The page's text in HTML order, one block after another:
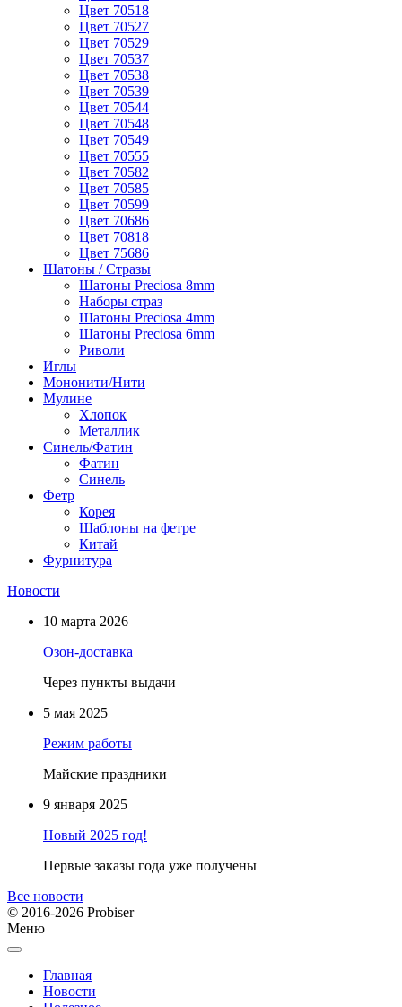
Цвет 70518
Цвет 70527
Цвет 70529
Цвет 70537
Цвет 70538
Цвет 70539
Цвет 70544
Цвет 70548
Цвет 70549
Цвет 70555
Цвет 70582
Цвет 70585
Цвет 70599
Цвет 70686
Цвет 70818
Цвет 75686
Шатоны / Стразы
Шатоны Preciosa 8mm
Наборы страз
Шатоны Preciosa 4mm
Шатоны Preciosa 6mm
Риволи
Иглы
Мононити/Нити
Мулине
Хлопок
Металлик
Синель/Фатин
Фатин
Синель
Фетр
Корея
Шаблоны на фетре
Китай
Фурнитура
Новости
10 марта 2026
Озон-доставка
Через пункты выдачи
5 мая 2025
Режим работы
Майские праздники
9 января 2025
Новый 2025 год!
Первые заказы года уже получены
Все новости
© 2016-2026 Probiser
Меню
Главная
Новости